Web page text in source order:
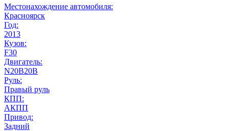
Местонахождение автомобиля:
Красноярск
Год:
2013
Кузов:
F30
Двигатель:
N20B20B
Руль:
Правый руль
КПП:
АКПП
Привод:
Задний